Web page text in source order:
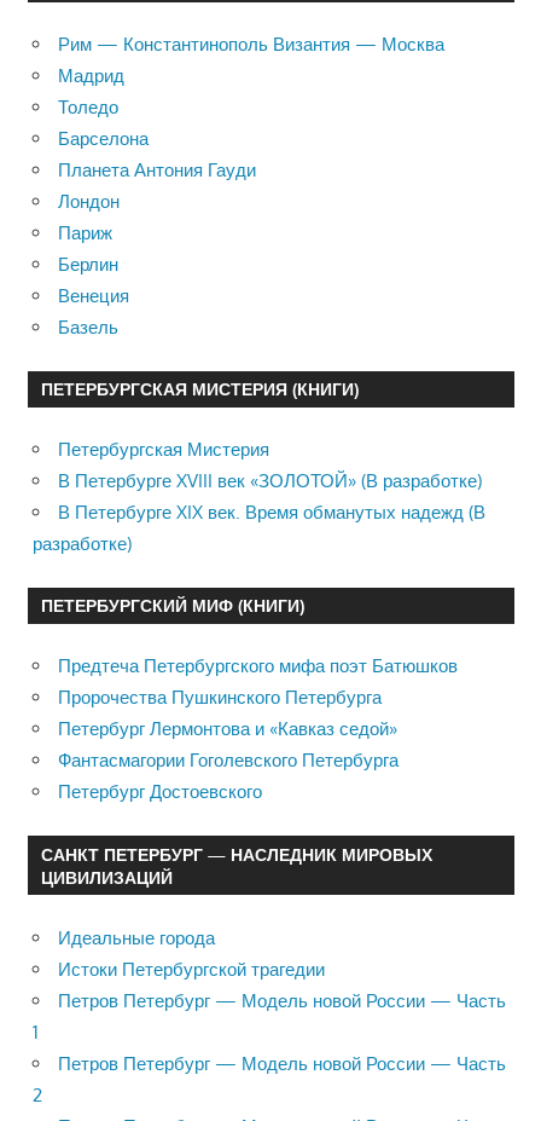
Рим — Константинополь Византия — Москва
Мадрид
Толедо
Барселона
Планета Антония Гауди
Лондон
Париж
Берлин
Венеция
Базель
ПЕТЕРБУРГСКАЯ МИСТЕРИЯ (КНИГИ)
Петербургская Мистерия
В Петербурге XVIII век «ЗОЛОТОЙ» (В разработке)
В Петербурге XIX век. Время обманутых надежд (В
разработке)
ПЕТЕРБУРГСКИЙ МИФ (КНИГИ)
Предтеча Петербургского мифа поэт Батюшков
Пророчества Пушкинского Петербурга
Петербург Лермонтова и «Кавказ седой»
Фантасмагории Гоголевского Петербурга
Петербург Достоевского
САНКТ ПЕТЕРБУРГ — НАСЛЕДНИК МИРОВЫХ
ЦИВИЛИЗАЦИЙ
Идеальные города
Истоки Петербургской трагедии
Петров Петербург — Модель новой России — Часть
1
Петров Петербург — Модель новой России — Часть
2